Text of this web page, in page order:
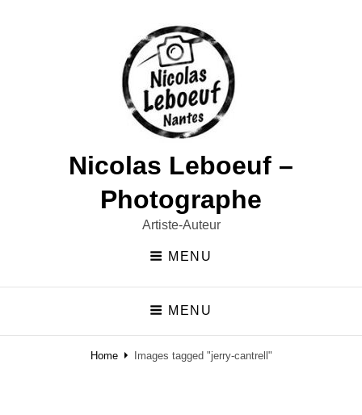
Nicolas Leboeuf –
Photographe
Artiste-Auteur
MENU
MENU
Home Images tagged "jerry-cantrell"